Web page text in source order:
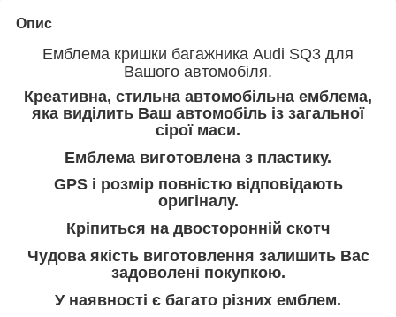
Опис
Емблема кришки багажника Audi SQ3 для
Вашого автомобіля.
Креативна, стильна автомобільна емблема,
яка виділить Ваш автомобіль із загальної
сірої маси.
Емблема виготовлена з пластику.
GPS і розмір повністю відповідають
оригіналу.
Кріпиться на двосторонній скотч
Чудова якість виготовлення залишить Вас
задоволені покупкою.
У наявності є багато різних емблем.